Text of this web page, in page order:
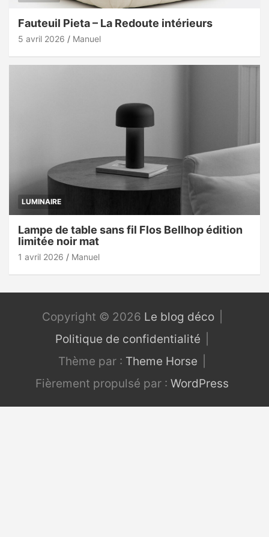
Fauteuil Pieta – La Redoute intérieurs
5 avril 2026 Manuel
LUMINAIRE
Lampe de table sans fil Flos Bellhop édition
limitée noir mat
1 avril 2026 Manuel
Copyright © 2026 Le blog déco
Politique de confidentialité
Thème par : Theme Horse
Fièrement propulsé par : WordPress